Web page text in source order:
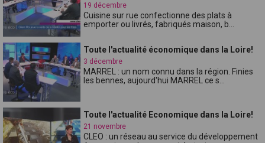
19 décembre
Cuisine sur rue confectionne des plats à
emporter ou livrés, fabriqués maison, b...
Toute l'actualité économique dans la Loire!
3 décembre
MARREL : un nom connu dans la région. Finies
les bennes, aujourd'hui MARREL ce s...
Toute l'actualité Economique dans la Loire!
21 novembre
CLEO : un réseau au service du développement